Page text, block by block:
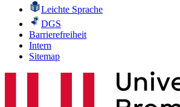
Leichte Sprache
DGS
Barrierefreiheit
Intern
Sitemap